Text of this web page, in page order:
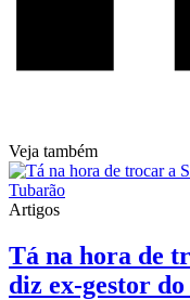
Veja também
Artigos
Tá na hora de
diz ex-gestor